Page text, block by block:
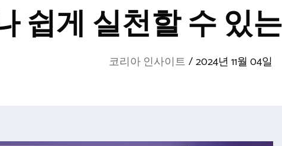
쉽게 실천할 수 있
코리아 인사이트 /2024년 11월 04일